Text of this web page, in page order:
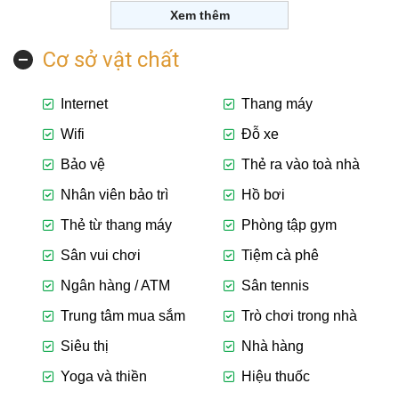
Xem thêm
Cơ sở vật chất
Internet
Thang máy
Wifi
Đỗ xe
Bảo vệ
Thẻ ra vào toà nhà
Nhân viên bảo trì
Hồ bơi
Thẻ từ thang máy
Phòng tập gym
Sân vui chơi
Tiệm cà phê
Ngân hàng / ATM
Sân tennis
Trung tâm mua sắm
Trò chơi trong nhà
Siêu thị
Nhà hàng
Yoga và thiền
Hiệu thuốc